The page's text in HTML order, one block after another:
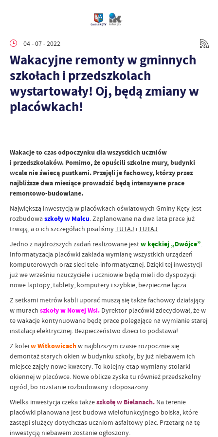
04 - 07 - 2022
Wakacyjne remonty w gminnych
szkołach i przedszkolach
wystartowały! Oj, będą zmiany w
placówkach!
Wakacje to czas odpoczynku dla wszystkich uczniów
i przedszkolaków. Pomimo, że opuścili szkolne mury, budynki
wcale nie świecą pustkami. Przejęli je fachowcy, którzy przez
najbliższe dwa miesiące prowadzić będą intensywne prace
remontowo-budowlane.
Największą inwestycją w placówkach oświatowych Gminy Kęty jest
rozbudowa szkoły w Malcu. Zaplanowane na dwa lata prace już
trwają, a o ich szczegółach pisaliśmyTUTAJ iTUTAJ
Jedno z najdroższych zadań realizowane jestw kęckiej „Dwójce”.
Informatyzacja placówki zakłada wymianę wszystkich urządzeń
komputerowych oraz sieci tele-informatycznej. Dzięki tej inwestycji
już we wrześniu nauczyciele i uczniowie będą mieli do dyspozycji
nowe laptopy, tablety, komputery i szybkie, bezpieczne łącza.
Z setkami metrów kabli uporać muszą się także fachowcy działający
w murach szkoły w Nowej Wsi. Dyrektor placówki zdecydował, że w
te wakacje kontynuowane będą prace polegające na wymianie starej
instalacji elektrycznej. Bezpieczeństwo dzieci to podstawa!
Z koleiw Witkowicachw najbliższym czasie rozpocznie się
demontaż starych okien w budynku szkoły, by już niebawem ich
miejsce zajęły nowe kwatery. To kolejny etap wymiany stolarki
okiennej w placówce. Nowe oblicze zyska tu również przedszkolny
ogród, bo rozstanie rozbudowany i doposażony.
Wielka inwestycja czeka takżeszkołę w Bielanach. Na terenie
placówki planowana jest budowa wielofunkcyjnego boiska, które
zastąpi służący dotychczas uczniom asfaltowy plac. Przetarg na tę
inwestycją niebawem zostanie ogłoszony.